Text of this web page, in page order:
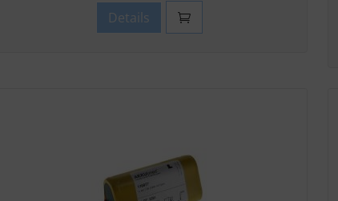
Details